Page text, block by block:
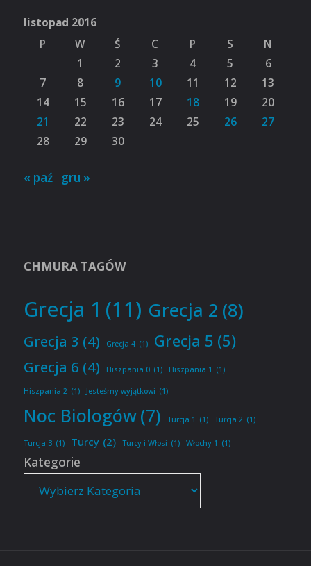
listopad 2016
P
W Ś C P S
N
1
2 3 4 5
6
7
8 9 10 11 12
13
14
15 16 17 18 19
20
21
22 23 24 25 26
27
28
29 30
« paź gru »
CHMURA TAGÓW
Grecja 1 (11) Grecja 2 (8)
Grecja 3 (4) Grecja 4 (1) Grecja 5 (5)
Grecja 6 (4) Hiszpania 0 (1) Hiszpania 1 (1)
Hiszpania 2 (1) Jesteśmy wyjątkowi (1)
Noc Biologów(7) Turcja 1 (1) Turcja 2 (1)
Turcja 3 (1) Turcy (2) Turcy i Włosi (1) Włochy 1 (1)
Kategorie